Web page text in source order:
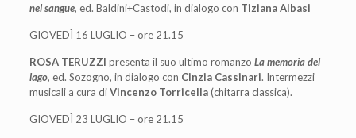
nel sangue, ed. Baldini+Castodi, in dialogo con Tiziana Albasi
GIOVEDÌ 16 LUGLIO – ore 21.15
ROSA TERUZZI presenta il suo ultimo romanzo La memoria del
lago, ed. Sozogno, in dialogo con Cinzia Cassinari. Intermezzi
musicali a cura diVincenzo Torricella(chitarra classica).
GIOVEDÌ 23 LUGLIO – ore 21.15